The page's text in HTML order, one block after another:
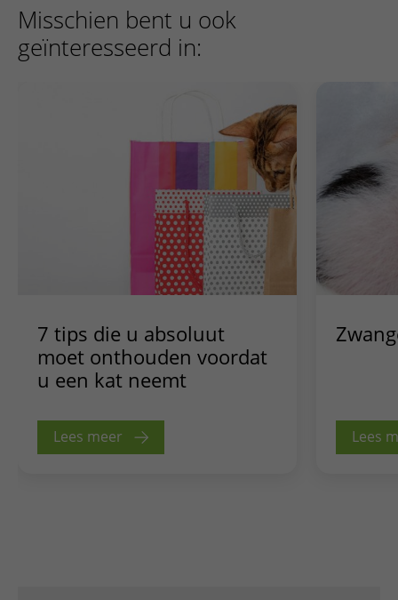
Misschien bent u ook
geïnteresseerd in:
7 tips die u absoluut
moet onthouden voordat
u een kat neemt
Lees meer Lees